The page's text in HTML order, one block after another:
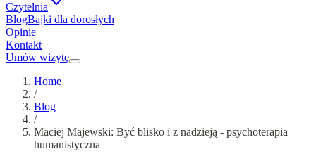
Czytelnia
BlogBajki dla dorosłych
Opinie
Kontakt
Umów wizytę
Home
/
Blog
/
Maciej Majewski: Być blisko i z nadzieją - psychoterapia
humanistyczna